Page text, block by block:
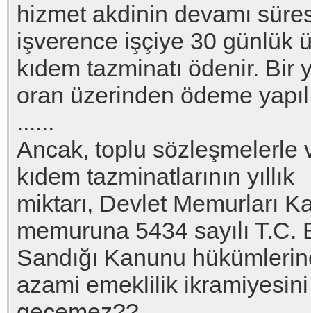
hizmet akdinin devamı
işverence işçiye 30 günlük
kıdem tazminatı ödenir. Bir
oran üzerinden ödeme
......
Ancak, toplu sözleşmelerle
kıdem tazminatlarının yıllık
miktarı, Devlet Memurları
memuruna 5434 sayılı T.C.
Sandığı Kanunu
azami emeklilik ikramiyesini